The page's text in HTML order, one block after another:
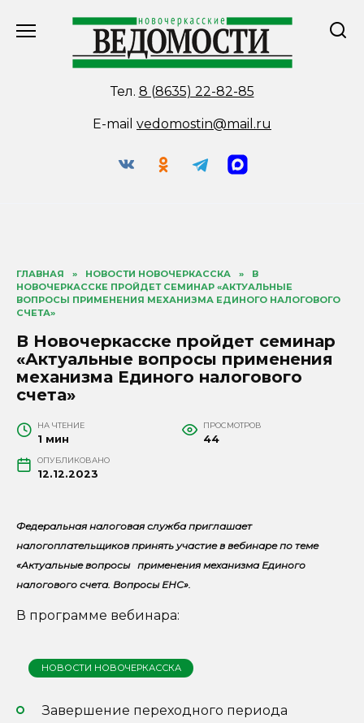
Тел. 8 (8635) 22-82-85
E-mail vedomostin@mail.ru
ГЛАВНАЯ » НОВОСТИ НОВОЧЕРКАССКА »
В
НОВОЧЕРКАССКЕ ПРОЙДЕТ СЕМИНАР «АКТУАЛЬНЫЕ
ВОПРОСЫ ПРИМЕНЕНИЯ МЕХАНИЗМА ЕДИНОГО НАЛОГОВОГО
СЧЕТА»
В Новочеркасске пройдет семинар
«Актуальные вопросы применения
механизма Единого налогового
счета»
НА ЧТЕНИЕ
1 мин
ПРОСМОТРОВ
44
ОПУБЛИКОВАНО
12.12.2023
Федеральная налоговая служба приглашает
налогоплательщиков принять участие в вебинаре по теме
«Актуальные вопросы применения механизма Единого
налогового счета. Вопросы ЕНС».
В программе вебинара:
НОВОСТИ НОВОЧЕРКАССКА
Завершение переходного периода